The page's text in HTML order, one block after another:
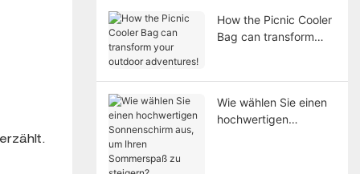
How the Picnic Cooler
Bag can transform
Wie wählen Sie einen
hochwertigen